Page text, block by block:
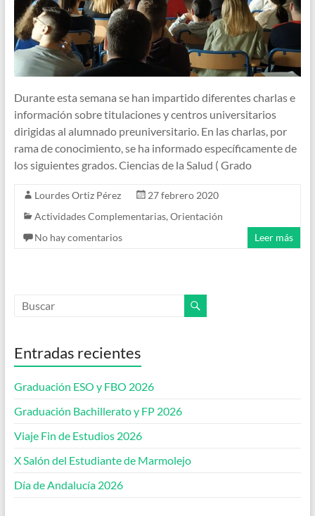
Durante esta semana se han impartido diferentes charlas e
información sobre titulaciones y centros universitarios
dirigidas al alumnado preuniversitario. En las charlas, por
rama de conocimiento, se ha informado específicamente de
los siguientes grados. Ciencias de la Salud ( Grado
Lourdes Ortiz Pérez
27 febrero 2020
Actividades Complementarias, Orientación
No hay comentarios
Leer más
Entradas recientes
Graduación ESO y FBO 2026
Graduación Bachillerato y FP 2026
Viaje Fin de Estudios 2026
X Salón del Estudiante de Marmolejo
Día de Andalucía 2026